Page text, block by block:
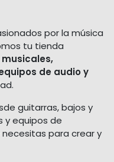
por la música
tu tienda
de audio y
guitarras, bajos y
y equipos de
para crear y